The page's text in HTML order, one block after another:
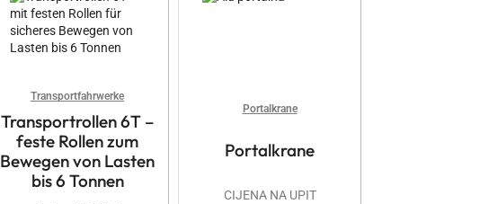
Transportfahrwerke
Transportrollen 6T –
feste Rollen zum
Bewegen von Lasten
bis 6 Tonnen
Portalkrane
Portalkrane
CIJENA NA UPIT